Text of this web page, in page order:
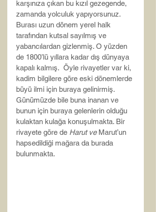
karşınıza çıkan bu kızıl gezegende,
zamanda yolculuk yapıyorsunuz.
Burası uzun dönem yerel halk
tarafından kutsal sayılmış ve
yabancılardan gizlenmiş. O yüzden
de 1800’lü yıllara kadar dış dünyaya
kapalı kalmış.  Öyle rivayetler var ki,
kadim bilgilere göre eski dönemlerde
büyü ilmi için buraya gelinirmiş.
Günümüzde bile buna inanan ve
bunun için buraya gelenlerin olduğu
kulaktan kulağa konuşulmakta. Bir
rivayete göre de Harut ve Marut’un
hapsedildiği mağara da burada
bulunmakta.